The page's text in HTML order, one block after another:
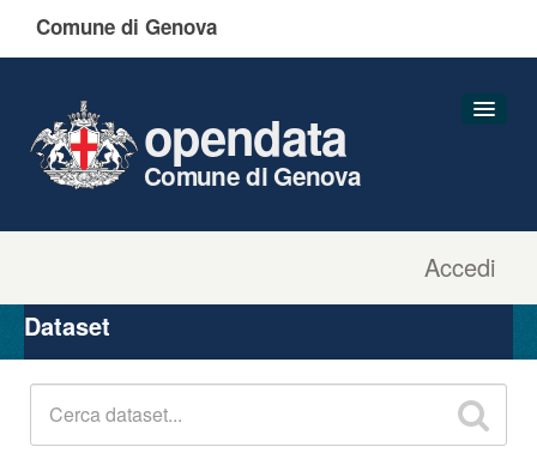
Comune di Genova
Accedi
opendata
Comune di Genova
Organizzazioni
Gruppi
Dataset